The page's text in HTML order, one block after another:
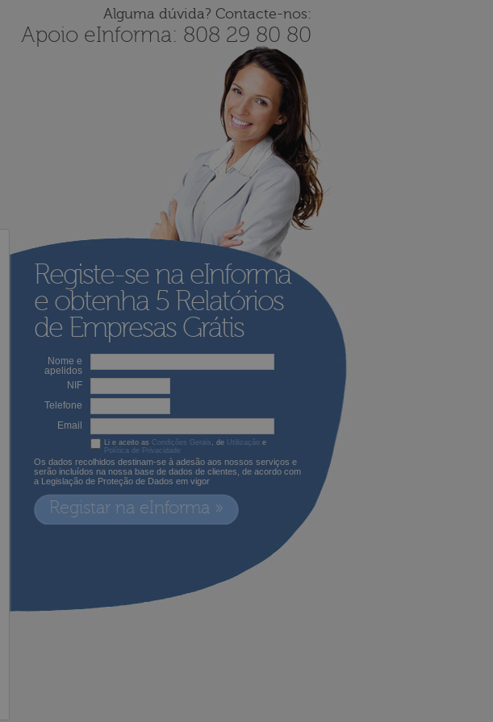
Alguma dúvida? Contacte-nos:
Apoio eInforma: 808 29 80 80
Registe-se na eInforma
e obtenha5 Relatórios
de Empresas Grátis
Nome e
apelidos
NIF
Telefone
Email
Li e aceito as Condições Gerais , de Utilização e
Política de Privacidade
Os dados recolhidos destinam-se à adesão aos nossos serviços e
serão incluídos na nossa base de dados de clientes, de acordo com
a Legislação de Proteção de Dados em vigor
Registar na eInforma »